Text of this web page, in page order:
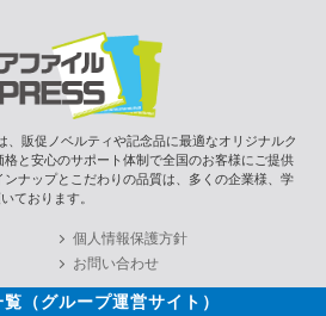
、販促ノベルティや記念品に最適なオリジナルク
と安心のサポート体制で全国のお客様にご提供
ナップとこだわりの品質は、多くの企業様、学
ております。
個人情報保護方針
お問い合わせ
（グループ運営サイト）